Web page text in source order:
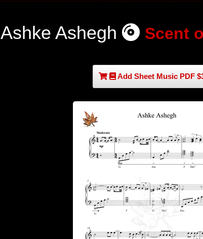
Ashke Ashegh Scent
Add Sheet Music PDF